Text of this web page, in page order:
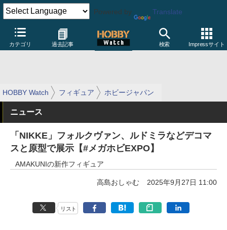
Powered by Translate
カテゴリ 過去記事 検索 Impressサイト
HOBBY Watch フィギュア ホビージャパン
ニュース
「NIKKE」フォルクヴァン、ルドミラなどデコマ
スと原型で展示【#メガホビEXPO】
AMAKUNIの新作フィギュア
高島おしゃむ 2025年9月27日 11:00
リスト